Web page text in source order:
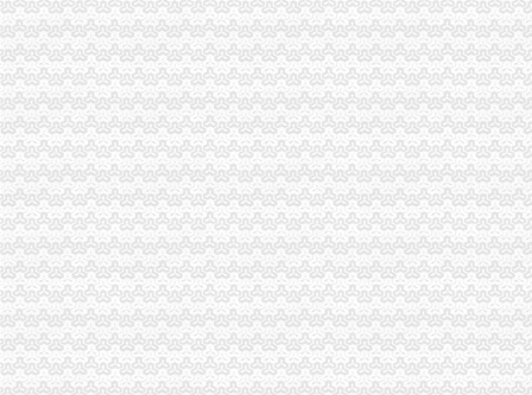
南岸局采取四项措施迅速贯彻全市代办注销分公司工商工作会议精
渝北局认真贯彻全市重庆注销分公司工商行政管理工作会精
监察室贯彻全市工作会议精提出“四个到位”重庆注销税务
高新园局出台重庆北火车站市代办注销分公司场监管应急预案
中介处迅速学习达部署落实全市重庆分公司注销工商工作会议精
全市重庆注销税务工商行政管理工作会议隆重召开
全市重庆注销分公司工商行政管理工作会议隆重召开
市分公司营业执照注销副市长谢小在全市工商行政管理工作会议上作重要讲话
市局局长、重庆注销分公司组书记王元楷在全市工商行政管理工作会上作工作
市人大法制委副主任，代办注销分公司市局原局长、组书记周朝东在全市工商
参加全市工商行政工作会议的代办注销分公司代表围绕会议主题进行热烈讨论
全市代办注销分公司工商行政管理工作会议胜利闭幕
重庆市工商局要求：重庆分公司注销让所有有志者无障碍创业
万州局开展“购放心年货”重庆注销税务行政指导行动